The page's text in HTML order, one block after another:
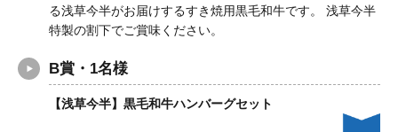
る浅草今半がお届けするすき焼用黒毛和牛です。 浅草今半
特製の割下でご賞味ください。
B賞・1名様
【浅草今半】黒毛和牛ハンバーグセット